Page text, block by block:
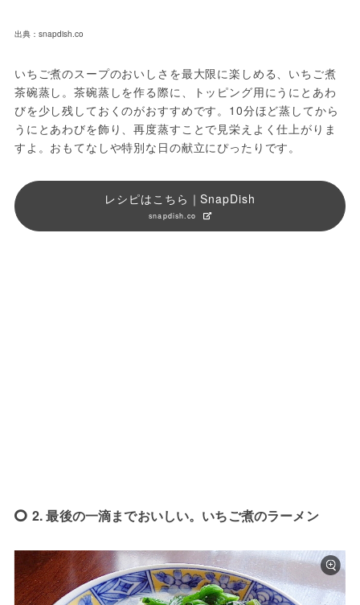
出典：snapdish.co
いちご煮のスープのおいしさを最大限に楽しめる、いちご煮
茶碗蒸し。茶碗蒸しを作る際に、トッピング用にうにとあわ
びを少し残しておくのがおすすめです。10分ほど蒸してから
うにとあわびを飾り、再度蒸すことで見栄えよく仕上がりま
すよ。おもてなしや特別な日の献立にぴったりです。
レシピはこちら｜SnapDish
snapdish.co
2. 最後の一滴までおいしい。いちご煮のラーメン